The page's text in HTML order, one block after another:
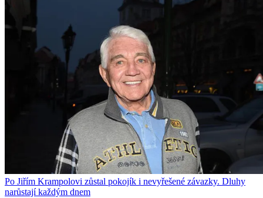
Po Jiřím Krampolovi zůstal pokojík i nevyřešené závazky. Dluhy
narůstají každým dnem